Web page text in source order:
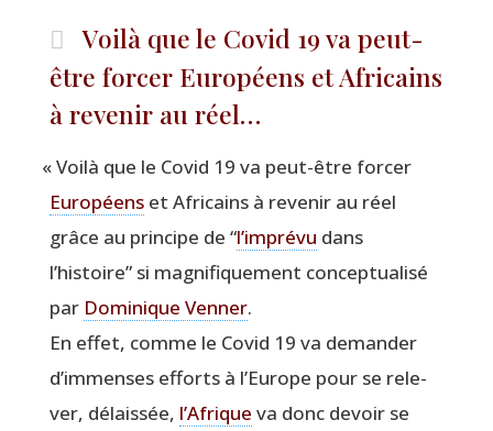
Voilà que le Covid 19 va peut-
être forcer Européens et Africains
à revenir au réel…
«Voi­là que le Covid 19 va peut-être for­cer
Euro­péenset Afri­cains à reve­nir au réel
grâce au prin­cipe de “l’imprévu dans
l’histoire” si magni­fi­que­ment concep­tua­li­sé
par Domi­nique Ven­ner.
En effet, comme le Covid 19 va deman­der
d’immenses efforts à l’Europe pour se rele­
ver, délais­sée, l’Afrique va donc devoir se